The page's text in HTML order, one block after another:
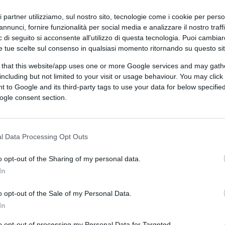
partner utilizziamo, sul nostro sito, tecnologie come i cookie per
fornire funzionalità per social media e analizzare il nostro
di seguito si acconsente all'utilizzo di questa tecnologia. Puoi
tue scelte sul consenso in qualsiasi momento ritornando su questo
that this website/app uses one or more Google services and may
but not limited to your visit or usage behaviour. You may
to Google and its third-party tags to use your data for below
consent section.
Data Processing Opt Outs
opt-out of the Sharing of my personal data.
opt-out of the Sale of my Personal Data.
come l’acqua minerale è coinvolto
potrebbe tradursi in un
litri, con un impatto complessivo
Numeri che diventano ancora più
la domanda cresce e ogni variazione
filiera sotto pressione
dato per scontato: il packaging.
da una filiera della plastica che oggi
stanno ricevendo comunicazioni
contratti, introduzione di